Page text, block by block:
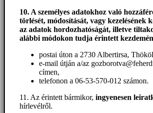
10. A személyes adatokhoz való
törlését, módosítását, vagy kezelésének
az adatok hordozhatóságát, illetve
alábbi módokon tudja érintett
postai úton a 2730 Albertirsa,
e-mail útján a/az
címen,
telefonon a 06-53-570-012 számon.
11. Az érintett bármikor, ingyenesen
hírlevélről.